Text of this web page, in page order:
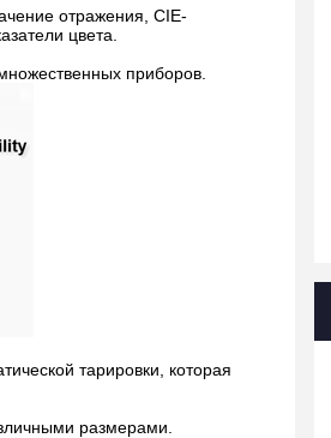
отражения, CIE-
цвета.
приборов.
тарировки, которая
размерами.